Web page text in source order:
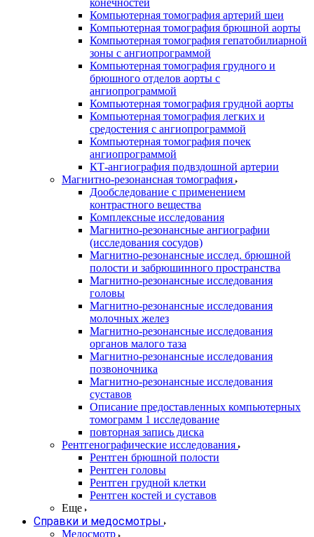
конечностей
Компьютерная томография артерий шеи
Компьютерная томография брюшной аорты
Компьютерная томография гепатобилиарной
зоны с ангиопрограммой
Компьютерная томография грудного и
брюшного отделов аорты с
ангиопрограммой
Компьютерная томография грудной аорты
Компьютерная томография легких и
средостения с ангиопрограммой
Компьютерная томография почек
ангиопрограммой
КТ-ангиография подвздошной артерии
Магнитно-резонансная томография
Дообследование с применением
контрастного вещества
Комплексные исследования
Магнитно-резонансные ангиографии
(исследования сосудов)
Магнитно-резонансные исслед. брюшной
полости и забрюшинного пространства
Магнитно-резонансные исследования
головы
Магнитно-резонансные исследования
молочных желез
Магнитно-резонансные исследования
органов малого таза
Магнитно-резонансные исследования
позвоночника
Магнитно-резонансные исследования
суставов
Описание предоставленных компьютерных
томограмм 1 исследование
повторная запись диска
Рентгенографические исследования
Рентген брюшной полости
Рентген головы
Рентген грудной клетки
Рентген костей и суставов
Еще
Справки и медосмотры
Медосмотр